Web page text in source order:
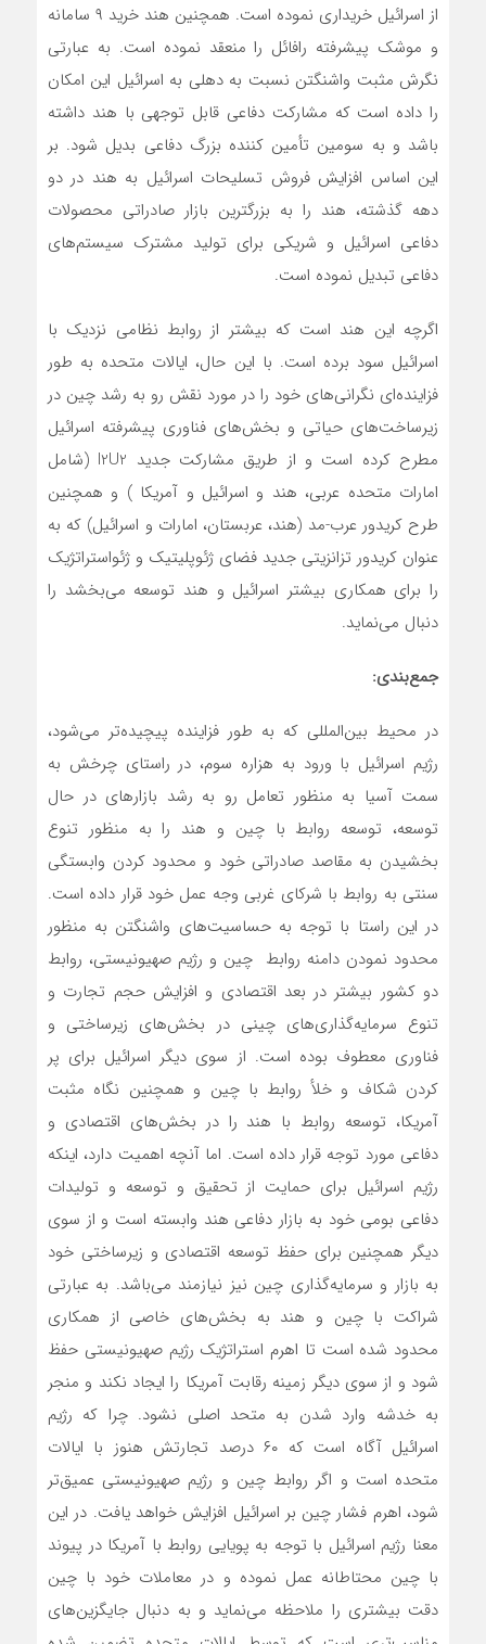
از اسرائیل خریداری نموده است. همچنین هند خرید ۹ سامانه
و موشک پیشرفته رافائل را منعقد نموده است. به عبارتی
نگرش مثبت واشنگتن نسبت به دهلی به اسرائیل این امکان
را داده است که مشارکت دفاعی قابل توجهی با هند داشته
باشد و به سومین تأمین کننده بزرگ دفاعی بدیل شود. بر
این اساس افزایش فروش تسلیحات اسرائیل به هند در دو
دهه گذشته، هند را به بزرگترین بازار صادراتی محصولات
دفاعی اسرائیل و شریکی برای تولید مشترک سیستم‌های
دفاعی تبدیل نموده است.
اگرچه این هند است که بیشتر از روابط نظامی نزدیک با
اسرائیل سود برده است. با این حال، ایالات متحده به طور
فزاینده‌ای نگرانی‌های خود را در مورد نقش رو به رشد چین در
زیرساخت‌های حیاتی و بخش‌های فناوری پیشرفته اسرائیل
مطرح کرده است و از طریق مشارکت جدید I2U2 (شامل
امارات متحده عربی، هند و اسرائیل و آمریکا ) و همچنین
طرح کریدور عرب-مد (هند، عربستان، امارات و اسرائیل) که به
عنوان کریدور تزانزیتی جدید فضای ژئوپلیتیک و ژئواستراتژیک
را برای همکاری بیشتر اسرائیل و هند توسعه می‌بخشد را
دنبال می‌نماید.
جمع‌بندی:
در محیط بین‌المللی که به طور فزاینده پیچیده‌تر می‌شود،
رژیم اسرائیل با ورود به هزاره سوم، در راستای چرخش به
سمت آسیا به منظور تعامل رو به رشد بازارهای در حال
توسعه، توسعه روابط با چین و هند را به منظور تنوع
بخشیدن به مقاصد صادراتی خود و محدود کردن وابستگی
سنتی به روابط با شرکای غربی وجه عمل خود قرار داده است.
در این راستا با توجه به حساسیت‌های واشنگتن به منظور
محدود نمودن دامنه روابط چین و رژیم صهیونیستی، روابط
دو کشور بیشتر در بعد اقتصادی و افزایش حجم تجارت و
تنوع سرمایه‌گذاری‌های چینی در بخش‌های زیرساختی و
فناوری معطوف بوده است. از سوی دیگر اسرائیل برای پر
کردن شکاف و خلأ روابط با چین و همچنین نگاه مثبت
آمریکا، توسعه روابط با هند را در بخش‌های اقتصادی و
دفاعی مورد توجه قرار داده است. اما آنچه اهمیت دارد، اینکه
رژیم اسرائیل برای حمایت از تحقیق و توسعه و تولیدات
دفاعی بومی خود به بازار دفاعی هند وابسته است و از سوی
دیگر همچنین برای حفظ توسعه اقتصادی و زیرساختی خود
به بازار و سرمایه‌گذاری چین نیز نیازمند می‌باشد. به عبارتی
شراکت با چین و هند به بخش‌های خاصی از همکاری
محدود شده است تا اهرم استراتژیک رژیم صهیونیستی حفظ
شود و از سوی دیگر زمینه رقابت آمریکا را ایجاد نکند و منجر
به خدشه وارد شدن به متحد اصلی نشود. چرا که رژیم
اسرائیل آگاه است که ۶۰ درصد تجارتش هنوز با ایالات
متحده است و اگر روابط چین و رژیم صهیونیستی عمیق‌تر
شود، اهرم فشار چین بر اسرائیل افزایش خواهد یافت. در این
معنا رژیم اسرائیل با توجه به پویایی روابط با آمریکا در پیوند
با چین محتاطانه عمل نموده و در معاملات خود با چین
دقت بیشتری را ملاحظه می‌نماید و به دنبال جایگزین‌های